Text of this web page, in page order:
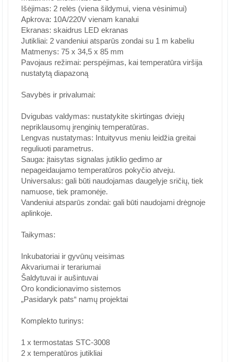
Išėjimas: 2 relės (viena šildymui, viena vėsinimui)
Apkrova: 10A/220V vienam kanalui
Ekranas: skaidrus LED ekranas
Jutikliai: 2 vandeniui atsparūs zondai su 1 m kabeliu
Matmenys: 75 x 34,5 x 85 mm
Pavojaus režimai: perspėjimas, kai temperatūra viršija
nustatytą diapazoną
Savybės ir privalumai:
Dvigubas valdymas: nustatykite skirtingas dviejų
nepriklausomų įrenginių temperatūras.
Lengvas nustatymas: Intuityvus meniu leidžia greitai
reguliuoti parametrus.
Sauga: įtaisytas signalas jutiklio gedimo ar
nepageidaujamo temperatūros pokyčio atveju.
Universalus: gali būti naudojamas daugelyje sričių, tiek
namuose, tiek pramonėje.
Vandeniui atsparūs zondai: gali būti naudojami drėgnoje
aplinkoje.
Taikymas:
Inkubatoriai ir gyvūnų veisimas
Akvariumai ir terariumai
Šaldytuvai ir aušintuvai
Oro kondicionavimo sistemos
„Pasidaryk pats“ namų projektai
Komplekto turinys:
1 x termostatas STC-3008
2 x temperatūros jutikliai